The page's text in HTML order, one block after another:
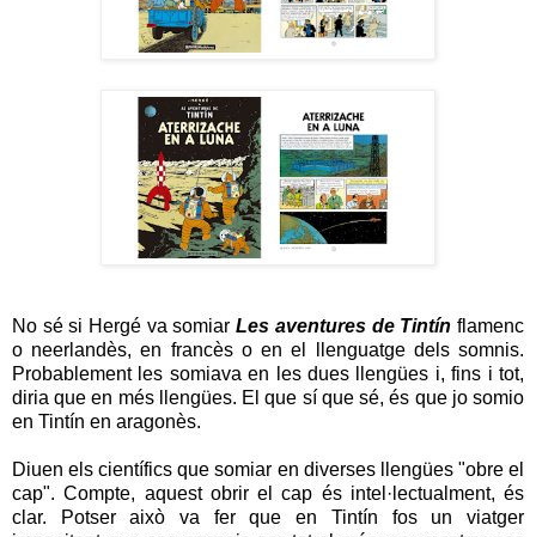
No sé si Hergé va somiar Les aventures de Tintín flamenc
o neerlandès, en francès o en el llenguatge dels somnis.
Probablement les somiava en les dues llengües i, fins i tot,
diria que en més llengües. El que sí que sé, és que jo somio
en Tintín en aragonès.
Diuen els científics que somiar en diverses llengües "obre el
cap". Compte, aquest obrir el cap és intel·lectualment, és
clar. Potser això va fer que en Tintín fos un viatger